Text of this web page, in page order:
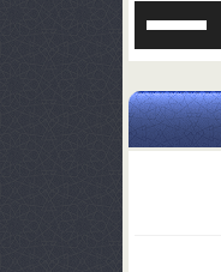
یا
صدا
کلیدهای